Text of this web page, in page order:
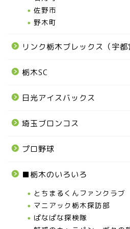
佐野市
野木町
リンク栃木ブレックス（宇都
栃木SC
日光アイスバックス
埼玉ブロンコス
プロ野球
■栃木のいろいろ
とちまるくんファンクラブ
マニアック栃木探訪部
ぱなぱな探検隊